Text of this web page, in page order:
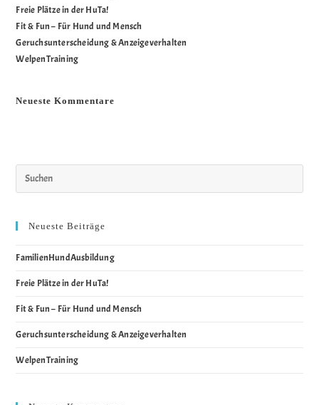
Freie Plätze in der HuTa!
Fit & Fun – Für Hund und Mensch
Geruchsunterscheidung & Anzeigeverhalten
WelpenTraining
Neueste Kommentare
Neueste Beiträge
FamilienHundAusbildung
Freie Plätze in der HuTa!
Fit & Fun – Für Hund und Mensch
Geruchsunterscheidung & Anzeigeverhalten
WelpenTraining